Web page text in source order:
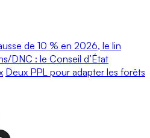
de 10 % en 2026, le lin
DNC : le Conseil d’État
Deux PPL pour adapter les forêts